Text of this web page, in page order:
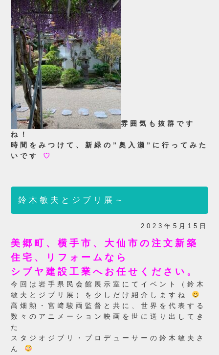
雰囲気も抜群です
ね！
時間をみつけて、新緑の”奥入瀬”に行ってみた
いです ♡
鈴木敏夫とジブリ展～
2023年5月15日
美郷町、横手市、大仙市の注文新築
住宅、リフォームなら
シブヤ建設工業へお任せください。
今回は岩手県民会館展示室にてイベント（鈴木
敏夫とジブリ展）を少しだけ紹介しますね
高畑勲・宮﨑駿両監督と共に、世界を代表する
数々のアニメーション映画を世に送り出してき
た
スタジオジブリ・プロデューサーの鈴木敏夫さ
ん